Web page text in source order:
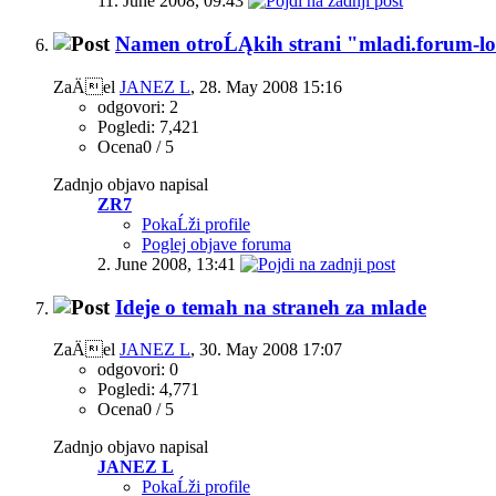
Namen otroĹĄkih strani "mladi.forum-
ZaÄel JANEZ L‎, 28. May 2008 15:16
odgovori: 2
Pogledi: 7,421
Ocena0 / 5
Zadnjo objavo napisal
ZR7
PokaĹži profile
Poglej objave foruma
2. June 2008, 13:41
Ideje o temah na straneh za mlade
ZaÄel JANEZ L‎, 30. May 2008 17:07
odgovori: 0
Pogledi: 4,771
Ocena0 / 5
Zadnjo objavo napisal
JANEZ L
PokaĹži profile